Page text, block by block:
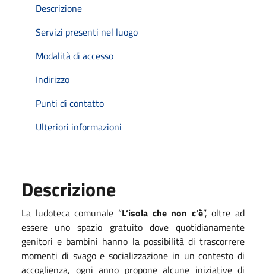
Descrizione
Servizi presenti nel luogo
Modalità di accesso
Indirizzo
Punti di contatto
Ulteriori informazioni
Descrizione
La ludoteca comunale “L’isola che non c’è”, oltre ad
essere uno spazio gratuito dove quotidianamente
genitori e bambini hanno la possibilità di trascorrere
momenti di svago e socializzazione in un contesto di
accoglienza, ogni anno propone alcune iniziative di